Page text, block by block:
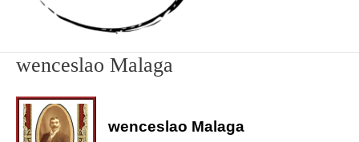
wenceslao Malaga
wenceslao Malaga